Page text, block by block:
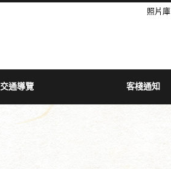
照片庫
交通導覽 客棧通知